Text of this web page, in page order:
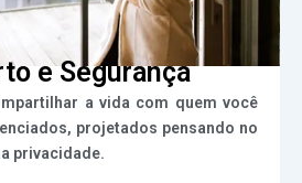
e Segurança
a vida com quem você
projetados pensando no
privacidade.